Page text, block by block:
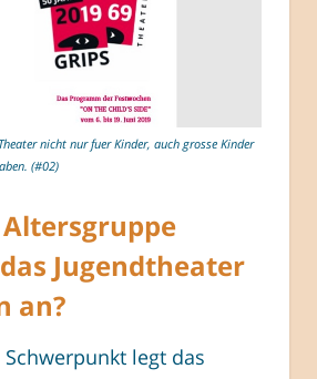
nicht nur fuer Kinder, auch grosse Kinder
(#02)
Jugendtheater
an?
legt das